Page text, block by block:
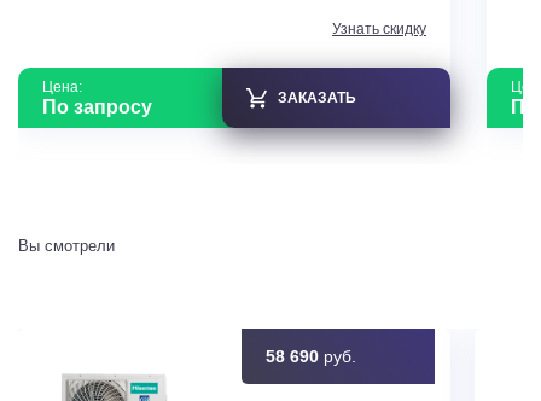
Узнать скидку
Цена:
По запросу ЗАКАЗАТЬ По
Вы смотрели
58 690 руб.